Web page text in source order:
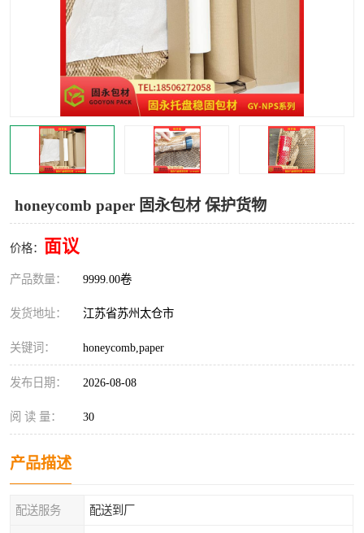
honeycomb paper 固永包材 保护货物
价格： 面议
产品数量： 9999.00卷
发货地址： 江苏省苏州太仓市
关键词： honeycomb,paper
发布日期： 2026-08-08
阅 读 量： 30
产品描述
配送服务 配送到厂
托盘捆绑带